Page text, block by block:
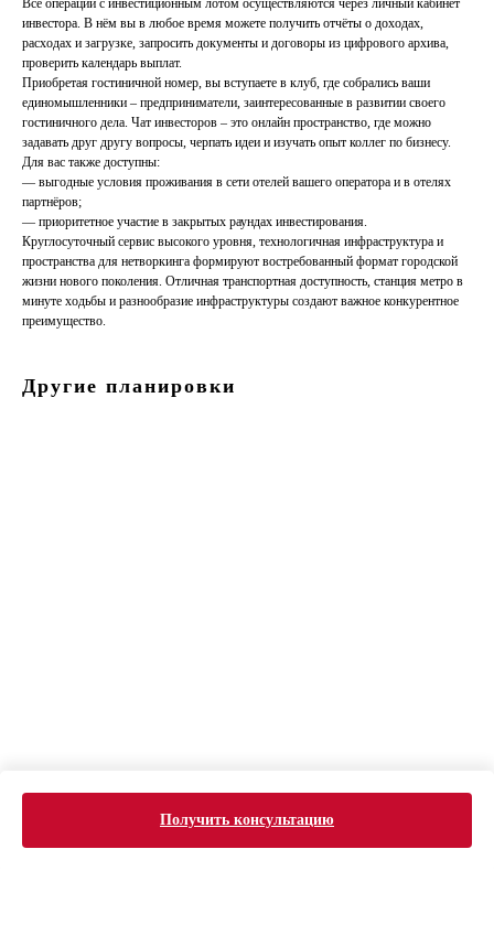
Получить консультацию
Все операции с инвестиционным лотом осуществляются через личный кабинет
инвестора. В нём вы в любое время можете получить отчёты о доходах,
расходах и загрузке, запросить документы и договоры из цифрового архива,
проверить календарь выплат.
Приобретая гостиничной номер, вы вступаете в клуб, где собрались ваши
единомышленники – предприниматели, заинтересованные в развитии своего
гостиничного дела. Чат инвесторов – это онлайн пространство, где можно
задавать друг другу вопросы, черпать идеи и изучать опыт коллег по бизнесу.
Для вас также доступны:
— выгодные условия проживания в сети отелей вашего оператора и в отелях
партнёров;
— приоритетное участие в закрытых раундах инвестирования.
Круглосуточный сервис высокого уровня, технологичная инфраструктура и
пространства для нетворкинга формируют востребованный формат городской
жизни нового поколения. Отличная транспортная доступность, станция метро в
минуте ходьбы и разнообразие инфраструктуры создают важное конкурентное
преимущество.
Другие планировки